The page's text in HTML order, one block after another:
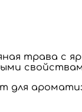
трава с
для